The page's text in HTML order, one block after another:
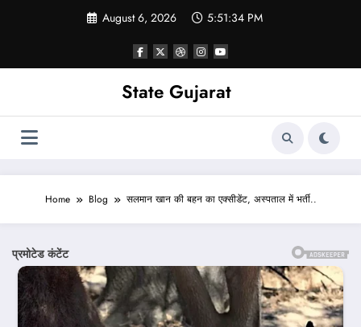
August 6, 2026 5:51:36 PM
State Gujarat
Home Blog सलमान खान की बहन का एक्सीडेंट, अस्पताल में भर्ती..